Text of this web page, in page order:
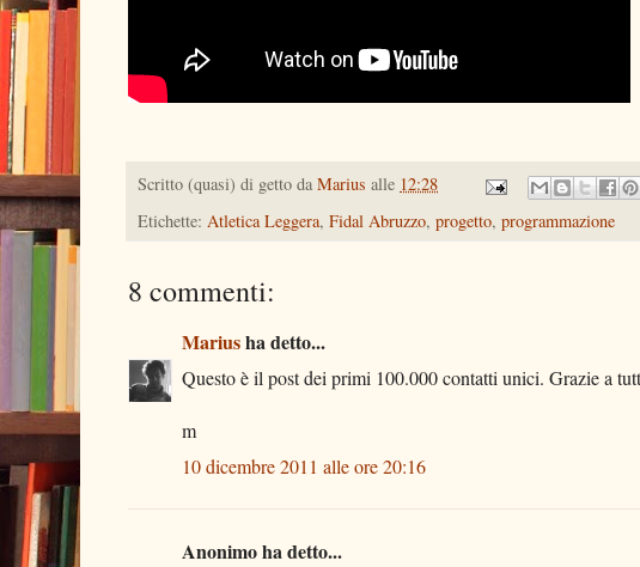
Scritto (quasi) di getto da Marius alle 12:28
Etichette: Atletica Leggera, Fidal Abruzzo, progetto, programmazione
8 commenti:
Mariusha detto...
Questo è il post dei primi 100.000 contatti unici. Grazie a
m
10 dicembre 2011 alle ore 20:16
Anonimo ha detto...